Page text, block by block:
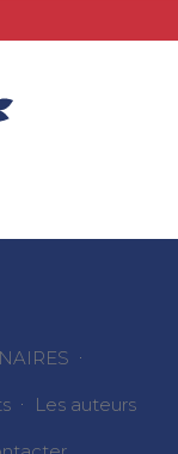
Les auteurs